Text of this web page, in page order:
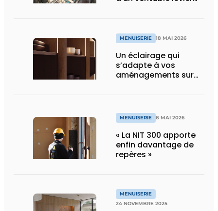
MENUISERIE 18 MAI 2026
Un éclairage qui
s’adapte à vos
aménagements sur
MENUISERIE 8 MAI 2026
« La NIT 300 apporte
enfin davantage de
repères »
MENUISERIE
24 NOVEMBRE 2025